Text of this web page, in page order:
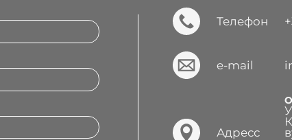
Телефон
e-mail
Адресс